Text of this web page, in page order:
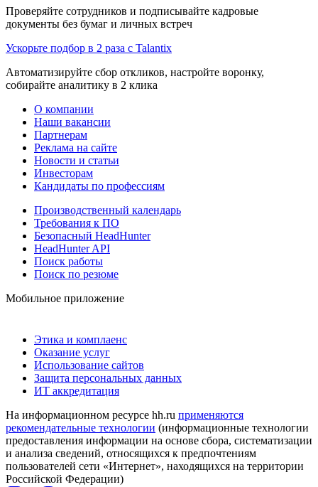
Проверяйте сотрудников и подписывайте кадровые
документы без бумаг и личных встреч
Ускорьте подбор в 2 раза с Talantix
Автоматизируйте сбор откликов, настройте воронку,
собирайте аналитику в 2 клика
О компании
Наши вакансии
Партнерам
Реклама на сайте
Новости и статьи
Инвесторам
Кандидаты по профессиям
Производственный календарь
Требования к ПО
Безопасный HeadHunter
HeadHunter API
Поиск работы
Поиск по резюме
Мобильное приложение
Этика и комплаенс
Оказание услуг
Использование сайтов
Защита персональных данных
ИТ аккредитация
На информационном ресурсе hh.ru применяются
рекомендательные технологии (информационные технологии
предоставления информации на основе сбора, систематизации
и анализа сведений, относящихся к предпочтениям
пользователей сети «Интернет», находящихся на территории
Российской Федерации)